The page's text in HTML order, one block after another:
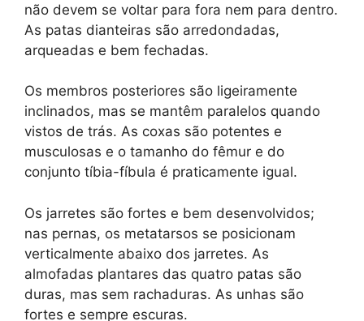
não devem se voltar para fora nem para dentro.
As patas dianteiras são arredondadas,
arqueadas e bem fechadas.
Os membros posteriores são ligeiramente
inclinados, mas se mantêm paralelos quando
vistos de trás. As coxas são potentes e
musculosas e o tamanho do fêmur e do
conjunto tíbia-fíbula é praticamente igual.
Os jarretes são fortes e bem desenvolvidos;
nas pernas, os metatarsos se posicionam
verticalmente abaixo dos jarretes. As
almofadas plantares das quatro patas são
duras, mas sem rachaduras. As unhas são
fortes e sempre escuras.